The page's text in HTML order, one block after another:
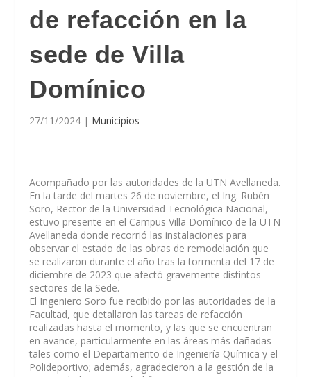
de refacción en la
sede de Villa
Domínico
27/11/2024 | Municipios
Acompañado por las autoridades de la UTN Avellaneda.
En la tarde del martes 26 de noviembre, el Ing. Rubén
Soro, Rector de la Universidad Tecnológica Nacional,
estuvo presente en el Campus Villa Domínico de la UTN
Avellaneda donde recorrió las instalaciones para
observar el estado de las obras de remodelación que
se realizaron durante el año tras la tormenta del 17 de
diciembre de 2023 que afectó gravemente distintos
sectores de la Sede.
El Ingeniero Soro fue recibido por las autoridades de la
Facultad, que detallaron las tareas de refacción
realizadas hasta el momento, y las que se encuentran
en avance, particularmente en las áreas más dañadas
tales como el Departamento de Ingeniería Química y el
Polideportivo; además, agradecieron a la gestión de la